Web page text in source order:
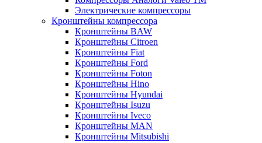
Электрические компрессоры
Кронштейны компрессора
Кронштейны BAW
Кронштейны Citroen
Кронштейны Fiat
Кронштейны Ford
Кронштейны Foton
Кронштейны Hino
Кронштейны Hyundai
Кронштейны Isuzu
Кронштейны Iveco
Кронштейны MAN
Кронштейны Mitsubishi